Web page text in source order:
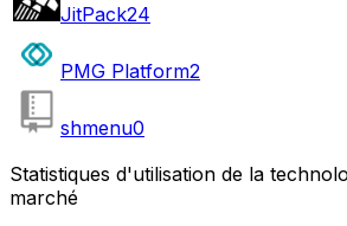
JitPack24
PMG Platform2
shmenu0
Statistiques d'utilisation de la
marché